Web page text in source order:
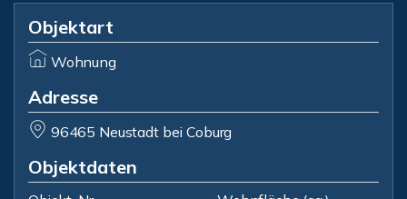
Objektart
Wohnung
Adresse
96465 Neustadt bei Coburg
Objektdaten